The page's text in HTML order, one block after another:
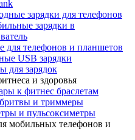
зарядки для телефонов
зарядки в
для телефонов и планшетов
USB зарядки
для зарядок
и здоровья
к фитнес браслетам
и триммеры
и пульсоксиметры
мобильных телефонов и